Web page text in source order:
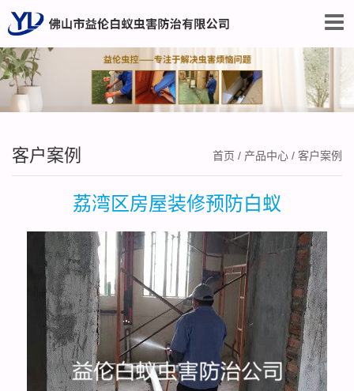
客户案例 首页 / 产品中心 / 客户案例
荔湾区房屋装修预防白蚁